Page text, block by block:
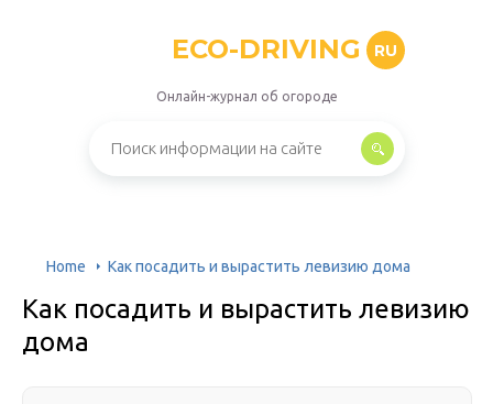
ECO-DRIVING RU
Онлайн-журнал об огороде
Home Как посадить и вырастить левизию дома
Как посадить и вырастить левизию
дома